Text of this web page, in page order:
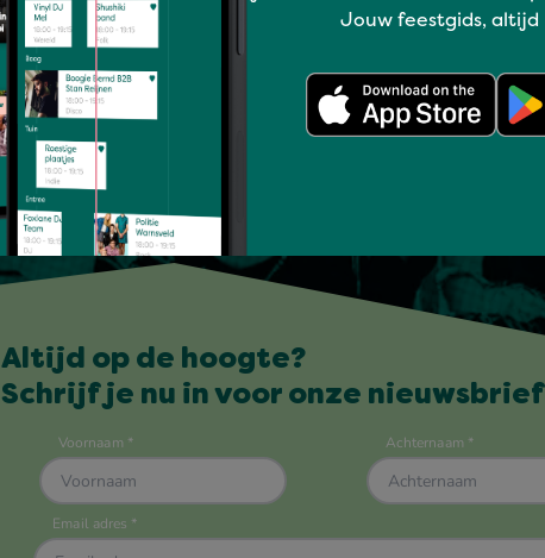
Jouw feestgids, altijd
Altijd op de hoogte?
Schrijf je nu in voor onze